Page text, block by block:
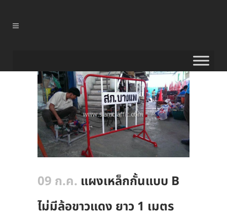
09 ก.ค. แผงเหล็กกั้นแบบ B
ไม่มีล้อขาวแดง ยาว 1 เมตร